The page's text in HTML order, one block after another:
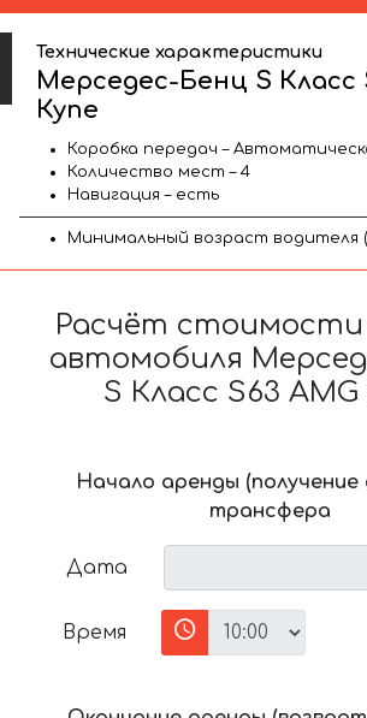
Технические характеристики
Мерседес-Бенц S Класс
Купе
Коробка передач –
Количество мест – 4
Навигация – есть
Минимальный возраст водителя
Расчёт стоимости
автомобиля
S Класс S63 AMG
Начало аренды (получение
трансфера
Дата
Время